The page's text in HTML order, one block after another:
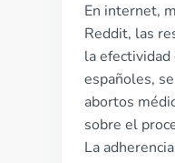
En internet,
Reddit, las
la
españoles,
abortos
sobre el
La